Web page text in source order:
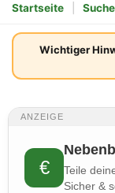
Startseite Suche
Wichtiger
ANZEIGE
€
Teile
Sicher &